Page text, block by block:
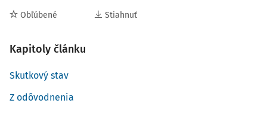
Obľúbené Stiahnuť
Kapitoly článku
Skutkový stav
Z odôvodnenia